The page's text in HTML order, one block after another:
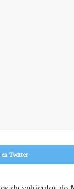
en Twitter